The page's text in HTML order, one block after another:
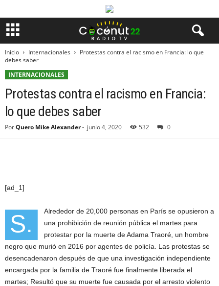
Inicio Internacionales
Protestas contra el racismo en Francia: lo que
debes saber
INTERNACIONALES
Protestas contra el racismo en Francia:
lo que debes saber
PorQuero Mike Alexander- junio 4, 2020 532 0
[ad_1]
S.
Alrededor de 20,000 personas en París se opusieron a
una prohibición de reunión pública el martes para
protestar por la muerte de Adama Traoré, un hombre
negro que murió en 2016 por agentes de policía. Las protestas se
desencadenaron después de que una investigación independiente
encargada por la familia de Traoré fue finalmente liberada el
martes; Resultó que su muerte fue causada por el arresto violento